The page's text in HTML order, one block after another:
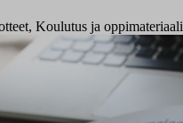
Koulutus ja oppimateriaali